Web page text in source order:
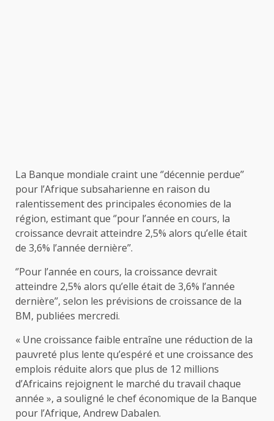
La Banque mondiale craint une ‘’décennie perdue’’
pour l’Afrique subsaharienne en raison du
ralentissement des principales économies de la
région, estimant que ‘’pour l’année en cours, la
croissance devrait atteindre 2,5% alors qu’elle était
de 3,6% l’année dernière’’.
‘’Pour l’année en cours, la croissance devrait
atteindre 2,5% alors qu’elle était de 3,6% l’année
dernière’’, selon les prévisions de croissance de la
BM, publiées mercredi.
« Une croissance faible entraîne une réduction de la
pauvreté plus lente qu’espéré et une croissance des
emplois réduite alors que plus de 12 millions
d’Africains rejoignent le marché du travail chaque
année », a souligné le chef économique de la Banque
pour l’Afrique, Andrew Dabalen.